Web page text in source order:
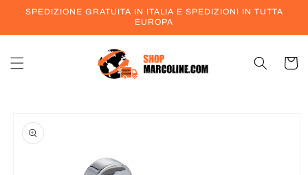
direttamente
SPEDIZIONE GRATUITA IN ITALIA E SPEDIZIONI IN TUTTA
EUROPA
Carrello
informazioni
sul prodotto